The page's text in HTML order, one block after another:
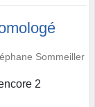
Sommeiller
2